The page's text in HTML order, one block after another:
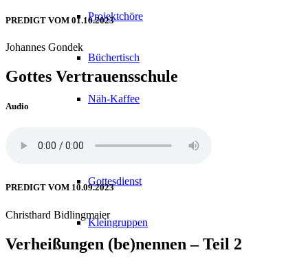
Projektchöre
Büchertisch
Näh-Kaffee
50+
Gottesdienst
Kleingruppen
PREDIGT VOM 01.10.2023
Johannes Gondek
Gottes Vertrauensschule
Audio
PREDIGT VOM 10.09.2023
Christhard Bidlingmaier
Verheißungen (be)nennen – Teil 2